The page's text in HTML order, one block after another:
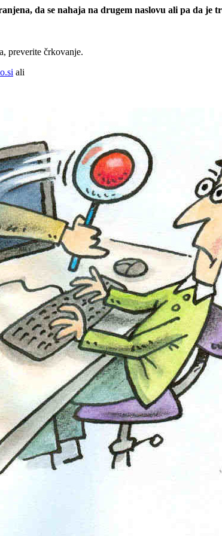
da se nahaja na drugem naslovu ali pa da je
preverite črkovanje.
ali